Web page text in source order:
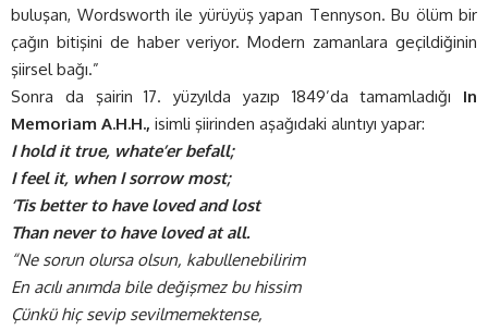
buluşan, Wordsworth ile yürüyüş yapan Tennyson. Bu ölüm bir
çağın bitişini de haber veriyor. Modern zamanlara geçildiğinin
şiirsel bağı.”
Sonra da şairin 17. yüzyılda yazıp 1849’da tamamladığı In
Memoriam A.H.H., isimli şiirinden aşağıdaki alıntıyı yapar:
I hold it true, whate’er befall;
I feel it, when I sorrow most;
‘Tis better to have loved and lost
Than never to have loved at all.
“Ne sorun olursa olsun, kabullenebilirim
En acılı anımda bile değişmez bu hissim
Çünkü hiç sevip sevilmemektense,